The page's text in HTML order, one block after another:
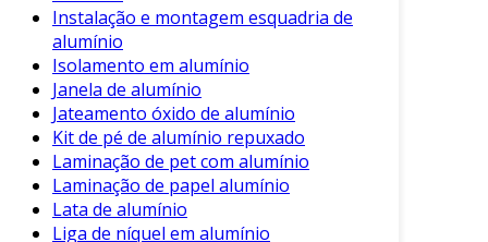
Vantagens: Estéticas e funcionais,
oferecem boa acústica.
Desvantagens: Mais pesadas e
suscetíveis a quebras.
Telhas de PVC:
Vantagens: Leves e resistentes à
corrosão.
Desvantagens: Menos eficientes em
Instalação e montagem esquadria de
alumínio
Isolamento em alumínio
Janela de alumínio
Jateamento óxido de alumínio
Kit de pé de alumínio repuxado
Laminação de pet com alumínio
Laminação de papel alumínio
Lata de alumínio
Liga de níquel em alumínio